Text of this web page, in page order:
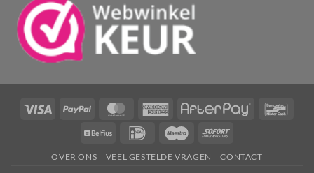
Visa PayPal MasterCardAmerican
AfterPay
Belfius IDeal Maestro Sofort
OVER ONS VEEL GESTELDE VRAGEN CONTACT